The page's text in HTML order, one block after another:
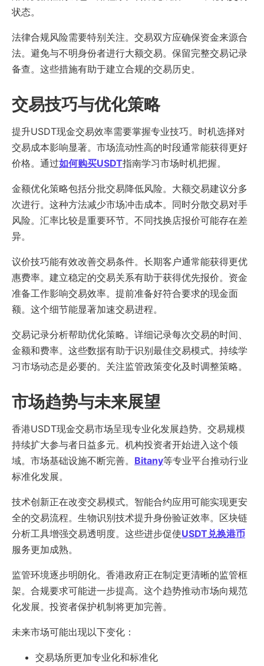
状态。
法律合规风险需要特别关注。交易双方应确保资金来源合
法。避免与不明身份者进行大额交易。保留完整交易记录
备查。这些措施有助于建立合规的交易历史。
交易技巧与优化策略
提升USDT现金交易效率需要掌握专业技巧。时机选择对
交易成本影响显著。市场流动性高的时段通常能获得更好
价格。通过如何购买USDT指南学习市场时机把握。
金额优化策略包括分批交易降低风险。大额交易建议分多
次进行。这种方法减少市场冲击成本。同时分散交易对手
风险。汇率比较是重要环节。不同找换店报价可能存在差
异。
议价技巧能有效改善交易条件。长期客户通常能获得更优
惠费率。建立稳定的交易关系有助于获得优先报价。资金
准备工作影响交易效率。提前准备好符合要求的现金面
额。这个细节能显著加速交易进程。
交易记录分析帮助优化策略。详细记录每次交易的时间、
金额和费率。这些数据有助于识别最佳交易模式。持续学
习市场动态是必要的。关注监管政策变化及时调整策略。
市场趋势与未来展望
香港USDT现金交易市场呈现专业化发展趋势。交易规模
持续扩大参与者日益多元。机构投资者开始进入这个领
域。市场基础设施不断完善。 Bitany等专业平台推动行业
标准化发展。
技术创新正在改变交易模式。智能合约应用可能实现更安
全的交易流程。生物识别技术提升身份验证效率。区块链
分析工具增强交易透明度。这些进步促使USDT兑换港币
服务更加成熟。
监管环境逐步明朗化。香港政府正在制定更清晰的监管框
架。合规要求可能进一步提高。这个趋势推动市场向规范
化发展。投资者保护机制将更加完善。
未来市场可能出现以下变化：
交易场所更加专业化和标准化